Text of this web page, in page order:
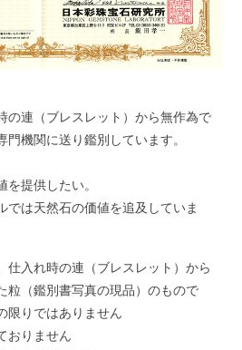
の連（ブレスレット）から無作為で
門機関に送り鑑別しています。
を提供したい。
では天然石の価値を追及していま
入れ時の連（ブレスレット）から
粒（鑑別書写真の現品）のもので
限りではありません
おりません